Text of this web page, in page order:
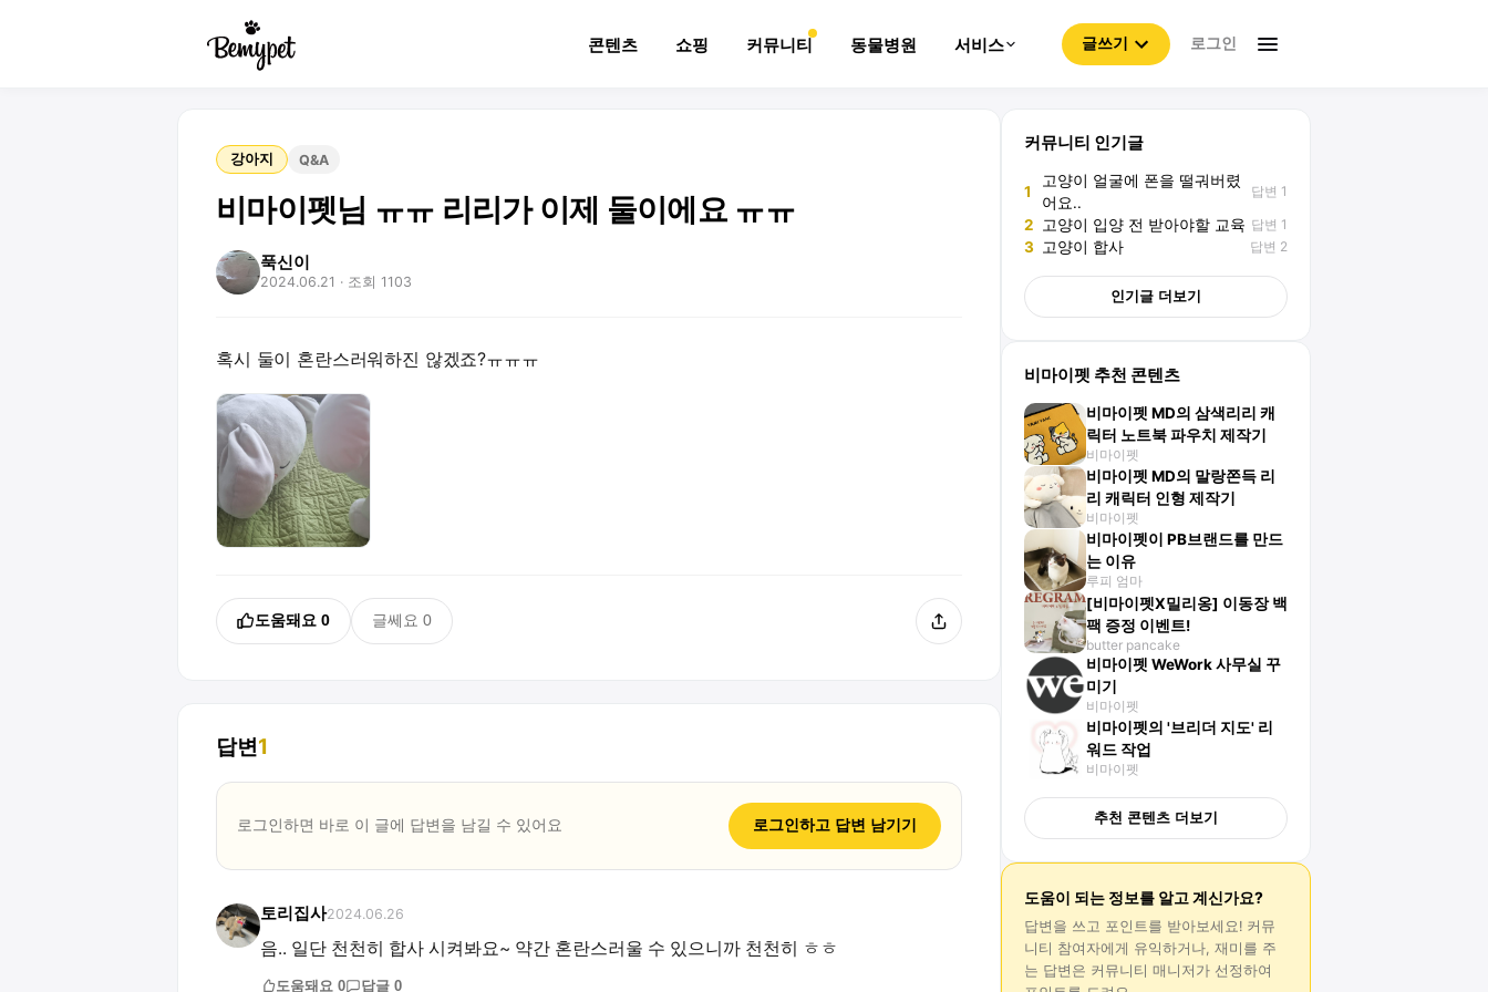
콘텐츠 쇼핑 커뮤니티 동물병원 서비스 글쓰기 로그인
강아지 Q&A
비마이펫님 ㅠㅠ 리리가 이제 둘이에요 ㅠㅠ
푹신이
2024.06.21 · 조회 1103
혹시 둘이 혼란스러워하진 않겠죠?ㅠㅠㅠ
도움돼요 0 글쎄요 0
답변1
로그인하면 바로 이 글에 답변을 남길 수 있어요 로그인하고 답변 남기기
토리집사2024.06.26
음.. 일단 천천히 합사 시켜봐요~ 약간 혼란스러울 수 있으니까 천천히 ㅎㅎ
도움돼요 0 답글 0
커뮤니티 인기글
1
고양이 얼굴에 폰을 떨궈버렸
어요..
답변 1
2 고양이 입양 전 받아야할 교육 답변 1
3 고양이 합사 답변 2
인기글 더보기
비마이펫 추천 콘텐츠
비마이펫 MD의 삼색리리 캐
릭터 노트북 파우치 제작기
비마이펫
비마이펫 MD의 말랑쫀득 리
리 캐릭터 인형 제작기
비마이펫
비마이펫이 PB브랜드를 만드
는 이유
루피 엄마
[비마이펫X밀리옹] 이동장 백
팩 증정 이벤트!
butter pancake
비마이펫 WeWork 사무실 꾸
미기
비마이펫
비마이펫의 '브리더 지도' 리
워드 작업
비마이펫
추천 콘텐츠 더보기
도움이 되는 정보를 알고 계신가요?
답변 을 쓰고 포인트를 받아보세요! 커뮤
니티 참여자에게 유익하거나, 재미를 주
는 답변 은 커뮤니티 매니저가 선정하여